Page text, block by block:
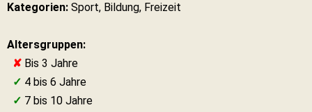
Kategorien: Sport, Bildung, Freizeit
Altersgruppen:
✘ Bis 3 Jahre
✓ 4 bis 6 Jahre
✓ 7 bis 10 Jahre